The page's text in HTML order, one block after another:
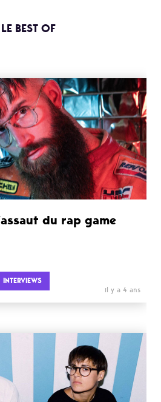
LE BEST OF
du rap game
INTERVIEWS
il y a 4 ans